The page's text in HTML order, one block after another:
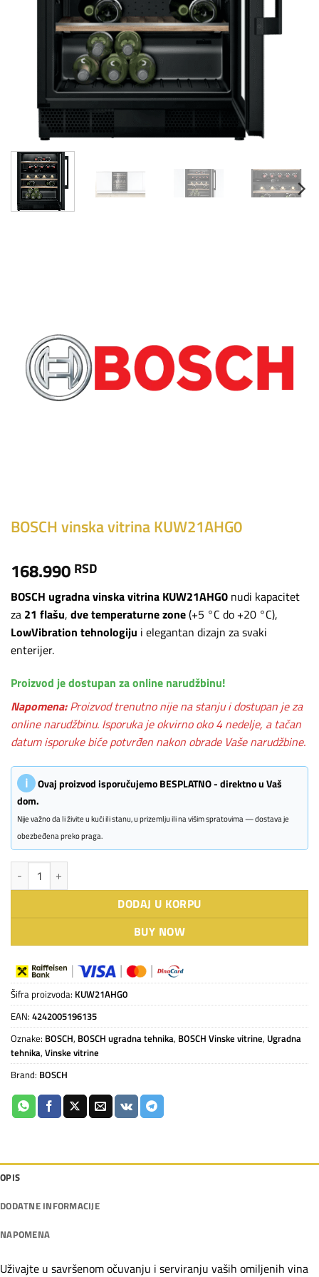
BOSCH vinska vitrina KUW21AHG0
168.990 RSD
BOSCH ugradna vinska vitrina KUW21AHG0 nudi kapacitet
za 21 flašu, dve temperaturne zone(+5 °C do +20 °C),
LowVibration tehnologiju i elegantan dizajn za svaki
enterijer.
Proizvod je dostupan za online narudžbinu!
Napomena: Proizvod trenutno nije na stanju i dostupan je za
online narudžbinu. Isporuka je okvirno oko 4 nedelje, a tačan
datum isporuke biće potvrđen nakon obrade Vaše narudžbine.
ℹ
Ovaj proizvod isporučujemo BESPLATNO - direktno u Vaš
dom.
Nije važno da li živite u kući ili stanu, u prizemlju ili na višim spratovima — dostava je
obezbeđena preko praga.
BOSCH vinska vitrina KUW21AHG0 količina
DODAJ U KORPU
BUY NOW
Šifra proizvoda: KUW21AHG0
EAN: 4242005196135
Oznake: BOSCH, BOSCH ugradna tehnika, BOSCH Vinske vitrine, Ugradna
tehnika, Vinske vitrine
Brand: BOSCH
OPIS
DODATNE INFORMACIJE
NAPOMENA
Uživajte u savršenom očuvanju i serviranju vaših omiljenih vina